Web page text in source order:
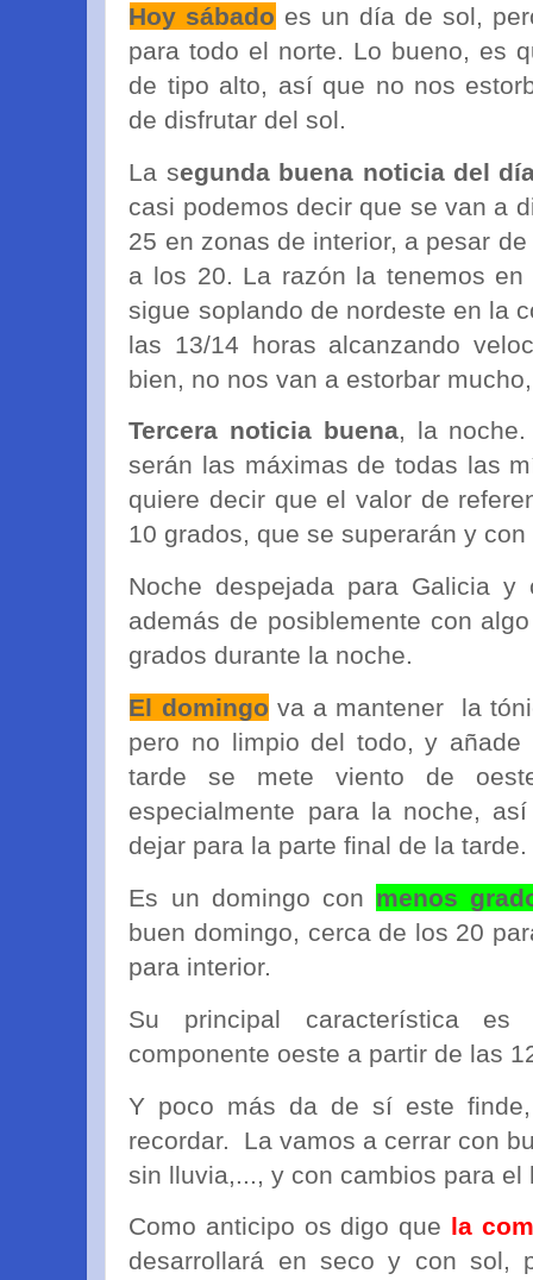
Hoy sábado es un día de sol,
para todo el norte. Lo bueno, es
de tipo alto, así que no nos
de disfrutar del sol.
La segunda buena noticia del
casi podemos decir que se van a
25 en zonas de interior, a pesar
a los 20. La razón la tenemos
sigue soplando de nordeste en la
las 13/14 horas alcanzando
bien, no nos van a estorbar
Tercera noticia buena, la
serán las máximas de todas las
quiere decir que el valor de
10 grados, que se superarán y
Noche despejada para Galicia
además de posiblemente con
grados durante la noche.
El domingo va a mantener la
pero no limpio del todo, y añade
tarde se mete viento de
especialmente para la noche,
dejar para la parte final de la tarde.
Es un domingo con menos
buen domingo, cerca de los 20
para interior.
Su principal característica
componente oeste a partir de las
Y poco más da de sí este
recordar. La vamos a cerrar con
sin lluvia,..., y con cambios para el
Como anticipo os digo que la
desarrollará en seco y con sol,